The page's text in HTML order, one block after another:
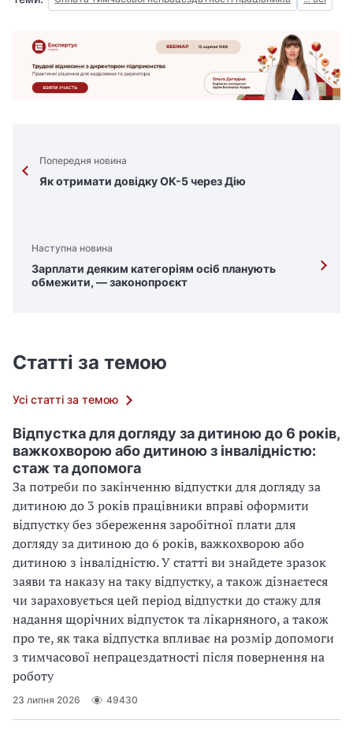
Попередня новина
Як отримати довідку ОК-5 через Дію
Наступна новина
Зарплати деяким категоріям осіб планують
обмежити, — законопроєкт
Статті за темою
Усі статті за темою
Відпустка для догляду за дитиною до 6 років,
важкохворою або дитиною з інвалідністю:
стаж та допомога
За потреби по закінченню відпустки для догляду за
дитиною до 3 років працівники вправі оформити
відпустку без збереження заробітної плати для
догляду за дитиною до 6 років, важкохворою або
дитиною з інвалідністю. У статті ви знайдете зразок
заяви та наказу на таку відпустку, а також дізнаєтеся
чи зараховується цей період відпустки до стажу для
надання щорічних відпусток та лікарняного, а також
про те, як така відпустка впливає на розмір допомоги
з тимчасової непрацездатності після повернення на
роботу
23 липня 2026 49430